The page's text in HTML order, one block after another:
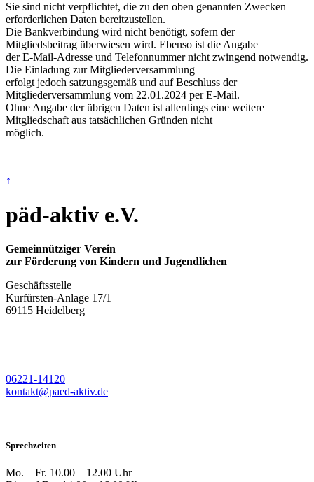
Sie sind nicht verpflichtet, die zu den oben genannten Zwecken
erforderlichen Daten bereitzustellen.
Die Bankverbindung wird nicht benötigt, sofern der
Mitgliedsbeitrag überwiesen wird. Ebenso ist die Angabe
der E-Mail-Adresse und Telefonnummer nicht zwingend notwendig.
Die Einladung zur Mitgliederversammlung
erfolgt jedoch satzungsgemäß und auf Beschluss der
Mitgliederversammlung vom 22.01.2024 per E-Mail.
Ohne Angabe der übrigen Daten ist allerdings eine weitere
Mitgliedschaft aus tatsächlichen Gründen nicht
möglich.
↑
päd-aktiv e.V.
Gemeinnütziger Verein
zur Förderung von Kindern und Jugendlichen
Geschäftsstelle
Kurfürsten-Anlage 17/1
69115 Heidelberg
06221-14120
kontakt@paed-aktiv.de
Sprechzeiten
Mo. – Fr. 10.00 – 12.00 Uhr